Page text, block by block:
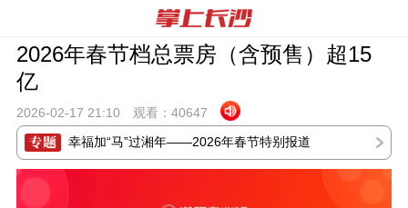
2026年春节档总票房（含预售）超15
亿
2026-02-17 21:10 观看： 40647
幸福加“马”过湘年——2026年春节特别报道